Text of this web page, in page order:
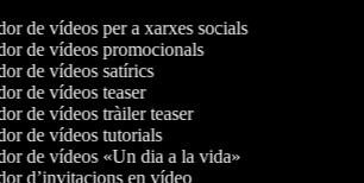
de vídeos per a xarxes socials
de vídeos promocionals
de vídeos satírics
de vídeos teaser
de vídeos tràiler teaser
de vídeos tutorials
de vídeos «Un dia a la vida»
d’invitacions en vídeo